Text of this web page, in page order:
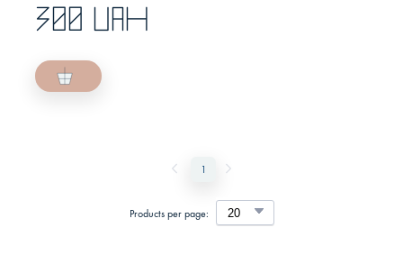
300 UAH
Products per page:
1